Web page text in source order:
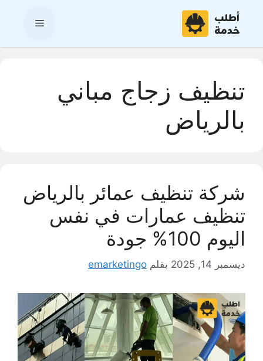
المحتوى
القائمة
تنظيف زجاج مباني
بالرياض
شركة تنظيف عمائر بالرياض
تنظيف عمارات في نفس
اليوم 100% جودة
ديسمبر 14, 2025 بقلم emarketingo